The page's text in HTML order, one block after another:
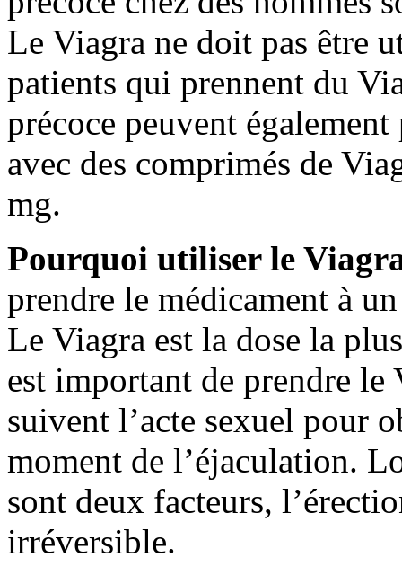
Le Viagra ne doit pas être
patients qui prennent du
précoce peuvent
avec des comprimés de
mg.
Pourquoi utiliser le
prendre le médicament à
Le Viagra est la dose la
est important de prendre le
suivent l’acte sexuel pour
moment de l’éjaculation.
sont deux facteurs,
irréversible.